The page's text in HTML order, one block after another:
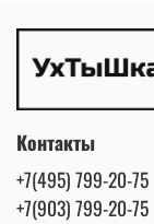
Контакты
+7(495) 799-20-75
+7(903) 799-20-75